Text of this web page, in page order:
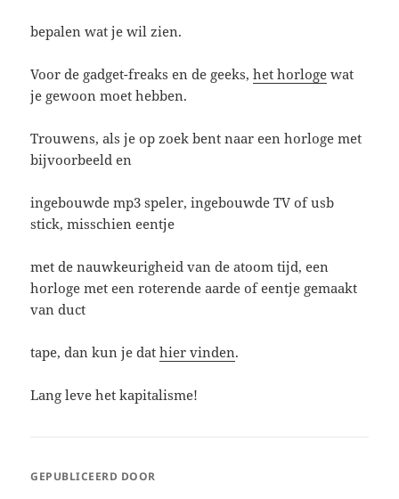
bepalen wat je wil zien.
Voor de gadget-freaks en de geeks,het horloge wat
je gewoon moet hebben.
Trouwens, als je op zoek bent naar een horloge met
bijvoorbeeld en
ingebouwde mp3 speler, ingebouwde TV of usb
stick, misschien eentje
met de nauwkeurigheid van de atoom tijd, een
horloge met een roterende aarde of eentje gemaakt
van duct
tape, dan kun je dathier vinden.
Lang leve het kapitalisme!
GEPUBLICEERD DOOR